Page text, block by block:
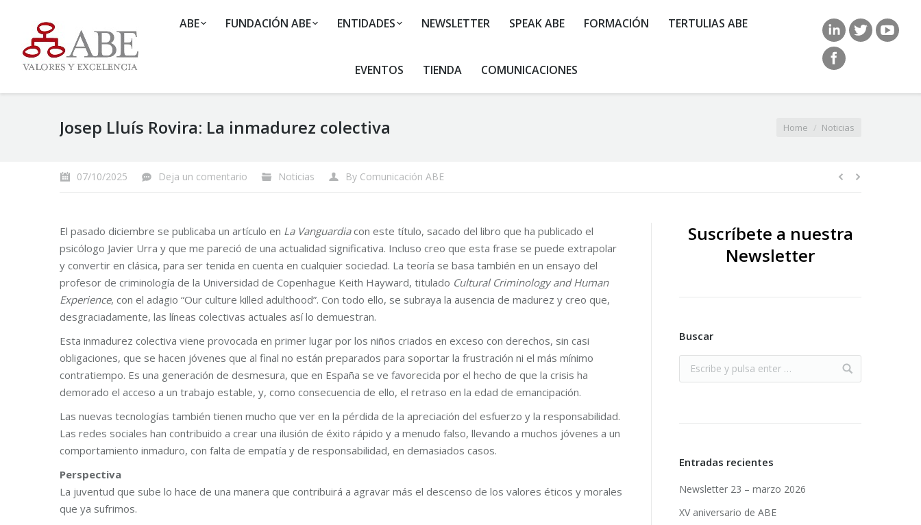
ABE FUNDACIÓN ABE ENTIDADES NEWSLETTER SPEAK ABE FORMACIÓN TERTULIAS ABE
EVENTOS TIENDA COMUNICACIONES
Josep Lluís Rovira: La inmadurez colectiva Home Noticias
07/10/2025 Deja un comentario Noticias By Comunicación ABE
El pasado diciembre se publicaba un artículo en La Vanguardiacon este título, sacado del libro que ha publicado el
psicólogo Javier Urra y que me pareció de una actualidad significativa. Incluso creo que esta frase se puede extrapolar
y convertir en clásica, para ser tenida en cuenta en cualquier sociedad. La teoría se basa también en un ensayo del
profesor de criminología de la Universidad de Copenhague Keith Hayward, titulado Cultural Criminology and Human
Experience, con el adagio “Our culture killed adulthood”. Con todo ello, se subraya la ausencia de madurez y creo que,
desgraciadamente, las líneas colectivas actuales así lo demuestran.
Esta inmadurez colectiva viene provocada en primer lugar por los niños criados en exceso con derechos, sin casi
obligaciones, que se hacen jóvenes que al final no están preparados para soportar la frustración ni el más mínimo
contratiempo. Es una generación de desmesura, que en España se ve favorecida por el hecho de que la crisis ha
demorado el acceso a un trabajo estable, y, como consecuencia de ello, el retraso en la edad de emancipación.
Las nuevas tecnologías también tienen mucho que ver en la pérdida de la apreciación del esfuerzo y la responsabilidad.
Las redes sociales han contribuido a crear una ilusión de éxito rápido y a menudo falso, llevando a muchos jóvenes a un
comportamiento inmaduro, con falta de empatía y de responsabilidad, en demasiados casos.
Perspectiva
La juventud que sube lo hace de una manera que contribuirá a agravar más el descenso de los valores éticos y morales
que ya sufrimos.
Suscríbete a nuestra
Newsletter
Buscar
Entradas recientes
Newsletter 23 – marzo 2026
XV aniversario de ABE